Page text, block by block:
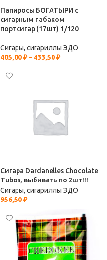
Папиросы БОГАТЫРИ с
сигарным табаком
портсигар (17шт) 1/120
Сигары, сигариллы ЭДО
405,00₽– 433,50₽
Сигара Dardanelles Chocolate
Tubos, выбивать по 2шт!!!
Сигары, сигариллы ЭДО
956,50₽